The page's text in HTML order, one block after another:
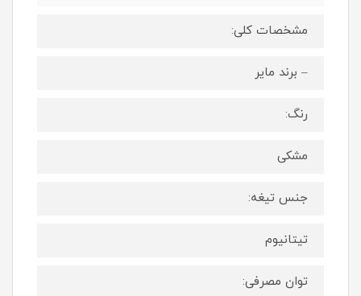
مشخصات کلی:
– برند مایر
رنگ:
مشکی
جنس تیغه:
تیتانیوم
توان مصرفی: